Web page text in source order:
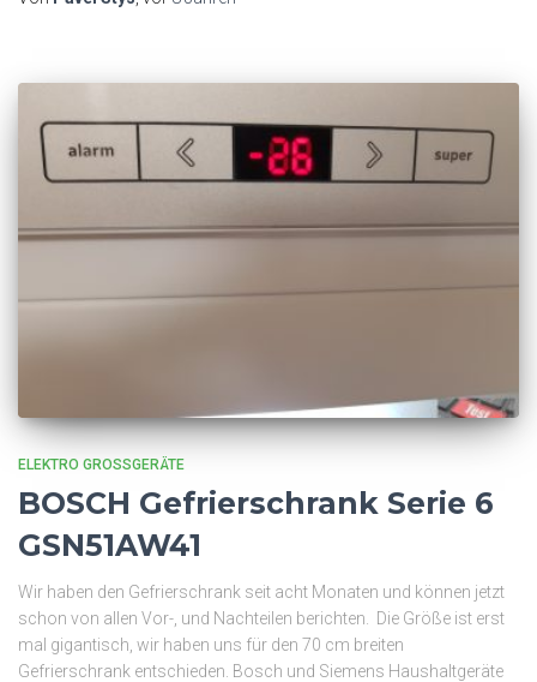
ELEKTRO GROSSGERÄTE
BOSCH Gefrierschrank Serie 6
GSN51AW41
Wir haben den Gefrierschrank seit acht Monaten und können jetzt
schon von allen Vor-, und Nachteilen berichten. Die Größe ist erst
mal gigantisch, wir haben uns für den 70 cm breiten
Gefrierschrank entschieden. Bosch und Siemens Haushaltgeräte